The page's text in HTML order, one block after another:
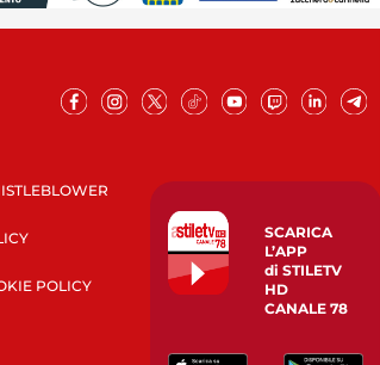
POLICY
SCARICA
L’APP
di STILETV
HD
CANALE 78